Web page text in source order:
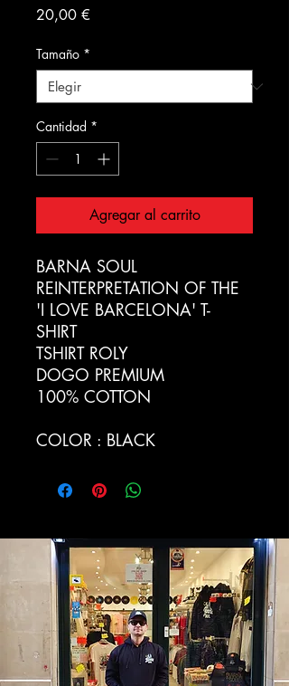
20,00 €
Tamaño *
Cantidad *
Agregar al carrito
BARNA SOUL
REINTERPRETATION OF THE
'I LOVE BARCELONA' T-
SHIRT
TSHIRT ROLY
DOGO PREMIUM
100% COTTON
COLOR : BLACK